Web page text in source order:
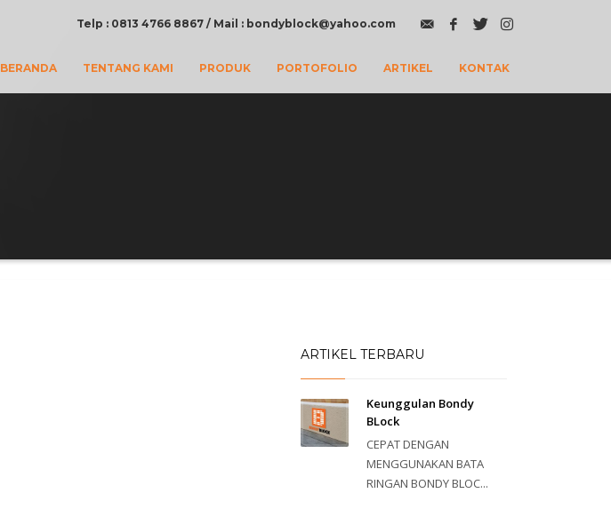
Telp : 0813 4766 8867 / Mail : bondyblock@yahoo.com
BERANDA TENTANG KAMI PRODUK PORTOFOLIO ARTIKEL KONTAK
ARTIKEL TERBARU
Keunggulan Bondy
BLock
CEPAT DENGAN
MENGGUNAKAN BATA
RINGAN BONDY BLOC...